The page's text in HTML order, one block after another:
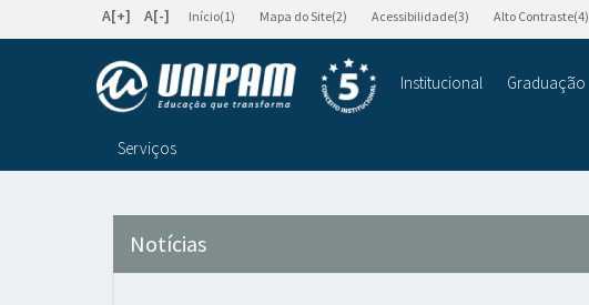
A[+] A[-] Início(1) Mapa do Site(2) Acessibilidade(3) Alto Contraste(4)
Institucional Graduação
Serviços
Notícias